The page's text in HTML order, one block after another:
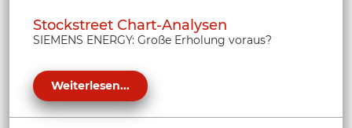
Stockstreet Chart-Analysen
SIEMENS ENERGY: Große Erholung voraus?
Weiterlesen...